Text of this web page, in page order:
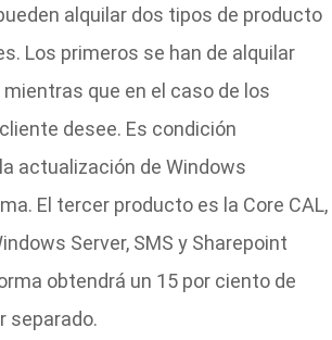
alquilar dos tipos de producto
Los primeros se han de alquilar
que en el caso de los
desee. Es condición
actualización de Windows
El tercer producto es la Core CAL,
Server, SMS y Sharepoint
obtendrá un 15 por ciento de
separado.